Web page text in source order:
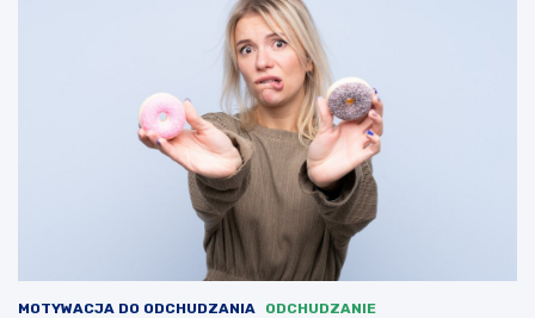
MOTYWACJA DO ODCHUDZANIA ODCHUDZANIE